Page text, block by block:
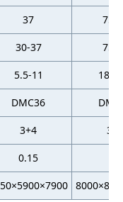
37 75-
30-37 75-
5.5-11
DMC36
3+4 3+4
0.15